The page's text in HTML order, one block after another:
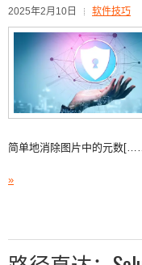
2025年2月10日 软件技巧
简单地消除图片中的元数
»